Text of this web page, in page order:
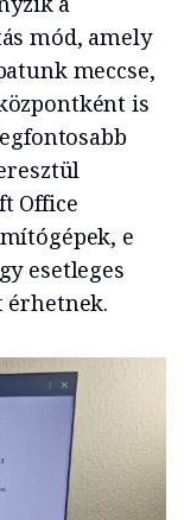
mód, amely
meccse,
is
Office
e
esetleges
érhetnek.